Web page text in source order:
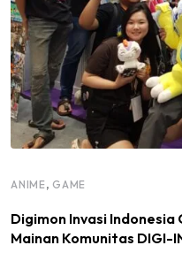
ANIME , GAME
Digimon Invasi Indonesia
Mainan Komunitas DIGI-